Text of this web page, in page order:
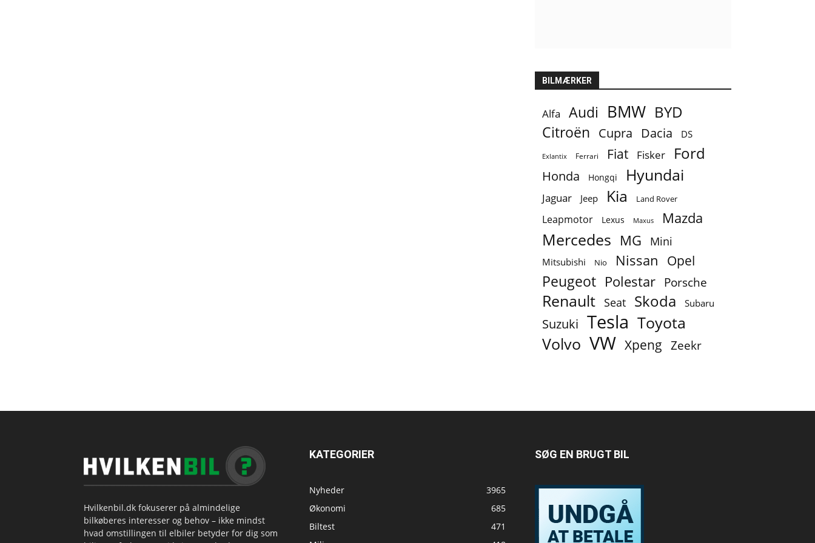
BILMÆRKER
Alfa Audi BMW BYD
Citroën Cupra Dacia DS
Exlantix Ferrari Fiat Fisker Ford
Honda Hongqi Hyundai
Jaguar Jeep Kia Land Rover
Leapmotor Lexus Maxus Mazda
Mercedes MG Mini
Mitsubishi Nio Nissan Opel
Peugeot Polestar Porsche
Renault Seat Skoda Subaru
Suzuki Tesla Toyota
Volvo VW Xpeng Zeekr
Hvilkenbil.dk fokuserer på almindelige
bilkøberes interesser og behov – ikke mindst
hvad omstillingen til elbiler betyder for dig som
KATEGORIER
Nyheder
3965
Økonomi
685
Biltest
471
SØG EN BRUGT BIL